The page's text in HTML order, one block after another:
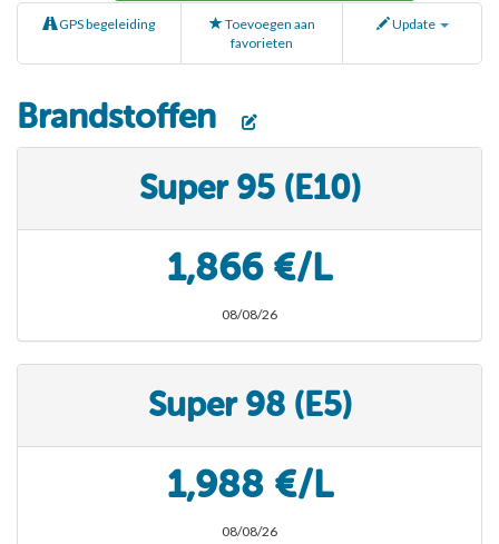
GPS begeleiding
Toevoegen aan
favorieten
Update
Brandstoffen
Super 95 (E10)
1,866 €/L
08/08/26
Super 98 (E5)
1,988 €/L
08/08/26